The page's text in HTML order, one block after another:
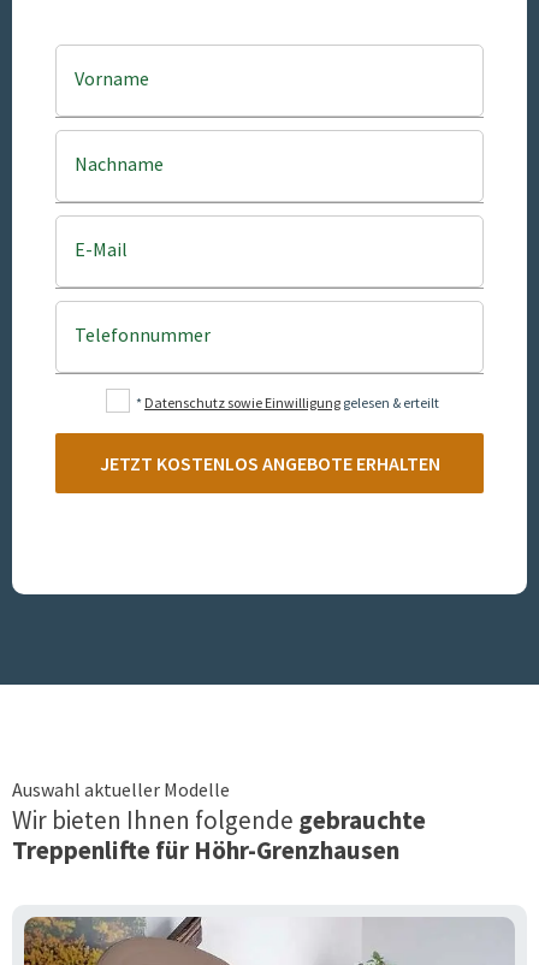
Vorname
Nachname
E-Mail
Telefonnummer
* Datenschutz sowie Einwilligung gelesen & erteilt
JETZT KOSTENLOS ANGEBOTE ERHALTEN
Auswahl aktueller Modelle
Wir bieten Ihnen folgende gebrauchte
Treppenlifte für Höhr-Grenzhausen